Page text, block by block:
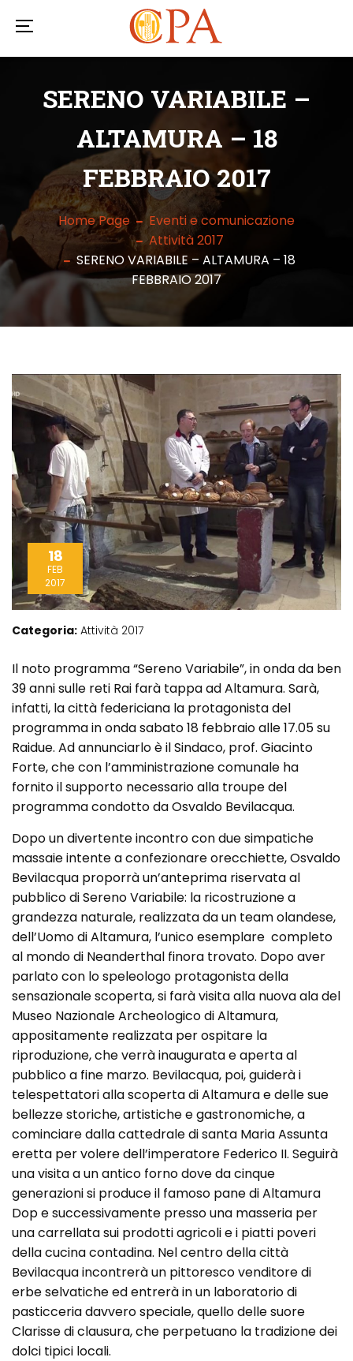
SERENO VARIABILE –
ALTAMURA – 18
FEBBRAIO 2017
Home Page
Eventi e comunicazione
Attività 2017
SERENO VARIABILE – ALTAMURA – 18
FEBBRAIO 2017
18
FEB
2017
Categoria: Attività 2017
Il noto programma “Sereno Variabile”, in onda da ben
39 anni sulle reti Rai farà tappa ad Altamura. Sarà,
infatti, la città federiciana la protagonista del
programma in onda sabato 18 febbraio alle 17.05 su
Raidue. Ad annunciarlo è il Sindaco, prof. Giacinto
Forte, che con l’amministrazione comunale ha
fornito il supporto necessario alla troupe del
programma condotto da Osvaldo Bevilacqua.
Dopo un divertente incontro con due simpatiche
massaie intente a confezionare orecchiette, Osvaldo
Bevilacqua proporrà un’anteprima riservata al
pubblico di Sereno Variabile: la ricostruzione a
grandezza naturale, realizzata da un team olandese,
dell’Uomo di Altamura, l’unico esemplare completo
al mondo di Neanderthal finora trovato. Dopo aver
parlato con lo speleologo protagonista della
sensazionale scoperta, si farà visita alla nuova ala del
Museo Nazionale Archeologico di Altamura,
appositamente realizzata per ospitare la
riproduzione, che verrà inaugurata e aperta al
pubblico a fine marzo. Bevilacqua, poi, guiderà i
telespettatori alla scoperta di Altamura e delle sue
bellezze storiche, artistiche e gastronomiche, a
cominciare dalla cattedrale di santa Maria Assunta
eretta per volere dell’imperatore Federico II. Seguirà
una visita a un antico forno dove da cinque
generazioni si produce il famoso pane di Altamura
Dop e successivamente presso una masseria per
una carrellata sui prodotti agricoli e i piatti poveri
della cucina contadina. Nel centro della città
Bevilacqua incontrerà un pittoresco venditore di
erbe selvatiche ed entrerà in un laboratorio di
pasticceria davvero speciale, quello delle suore
Clarisse di clausura, che perpetuano la tradizione dei
dolci tipici locali.